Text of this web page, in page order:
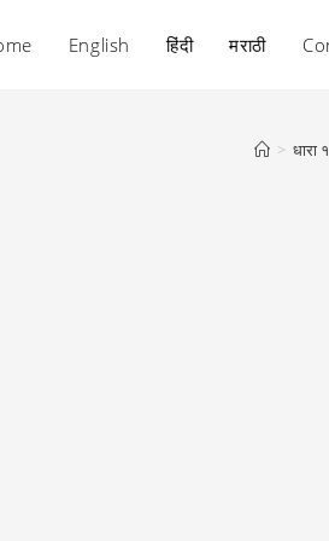
English हिंदी मराठी
>